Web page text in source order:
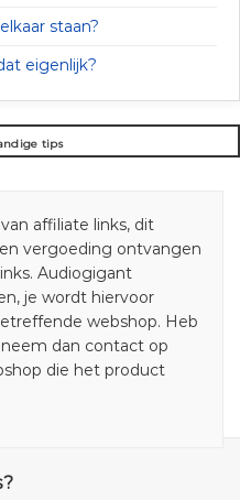
staan?
eigenlijk?
tips
affiliate links, dit
vergoeding ontvangen
Audiogigant
je wordt hiervoor
webshop. Heb
dan contact op
die het product